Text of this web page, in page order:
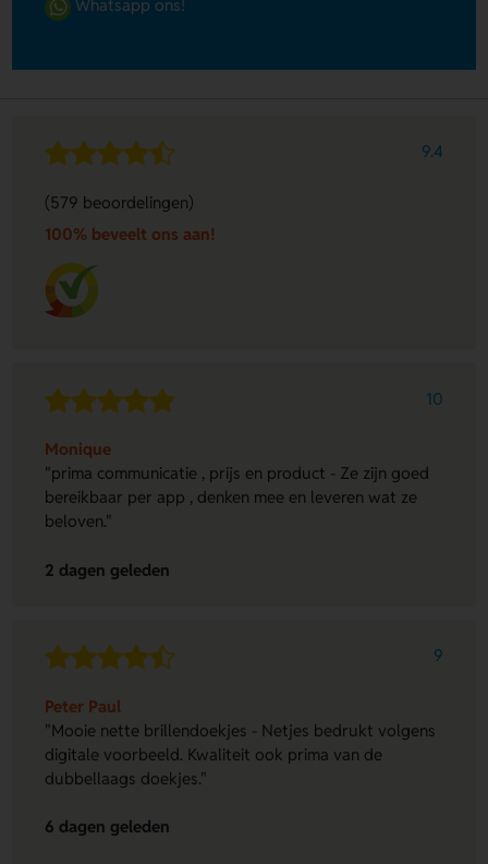
Whatsapp ons!
9.4
(579 beoordelingen)
100% beveelt ons aan!
10
Monique
"prima communicatie , prijs en product - Ze zijn goed
bereikbaar per app , denken mee en leveren wat ze
beloven."
2 dagen geleden
9
Peter Paul
"Mooie nette brillendoekjes - Netjes bedrukt volgens
digitale voorbeeld. Kwaliteit ook prima van de
dubbellaags doekjes."
6 dagen geleden